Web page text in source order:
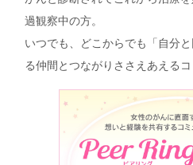
過観察中の方。
いつでも、どこからでも「自分
る仲間とつながりささえあえるコ